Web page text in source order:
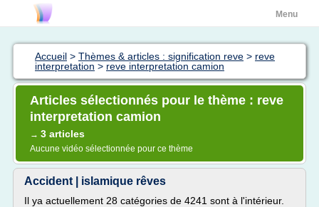
Menu
Accueil > Thèmes & articles : signification reve > reve
interpretation > reve interpretation camion
Articles sélectionnés pour le thème : reve
interpretation camion
→ 3 articles
Aucune vidéo sélectionnée pour ce thème
Accident | islamique rêves
Il ya actuellement 28 catégories de 4241 sont à l'intérieur.